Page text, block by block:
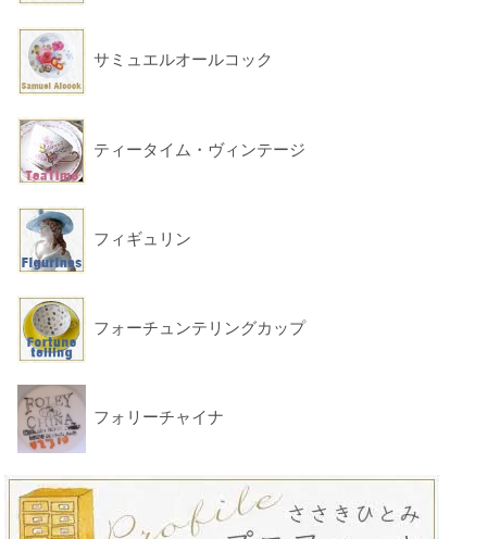
サミュエルオールコック
ティータイム・ヴィンテージ
フィギュリン
フォーチュンテリングカップ
フォリーチャイナ